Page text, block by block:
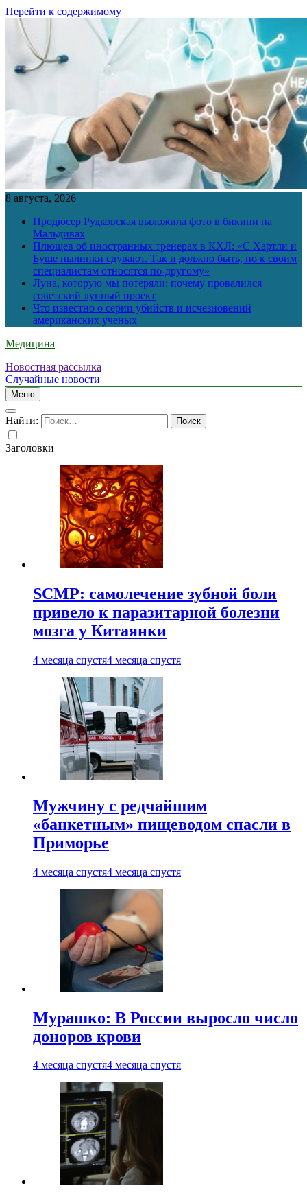
Перейти к содержимому
8 августа, 2026
Продюсер Рудковская выложила фото в бикини на
Мальдивах
Плющев об иностранных тренерах в КХЛ: «С Хартли и
Буше пылинки сдувают. Так и должно быть, но к своим
специалистам относятся по-другому»
Луна, которую мы потеряли: почему провалился
советский лунный проект
Что известно о серии убийств и исчезновений
американских ученых
Медицина
Новостная рассылка
Случайные новости
Меню
Найти:
Заголовки
SCMP: самолечение зубной боли
привело к паразитарной болезни
мозга у Китаянки
4 месяца спустя4 месяца спустя
Мужчину с редчайшим
«банкетным» пищеводом спасли в
Приморье
4 месяца спустя4 месяца спустя
Мурашко: В России выросло число
доноров крови
4 месяца спустя4 месяца спустя